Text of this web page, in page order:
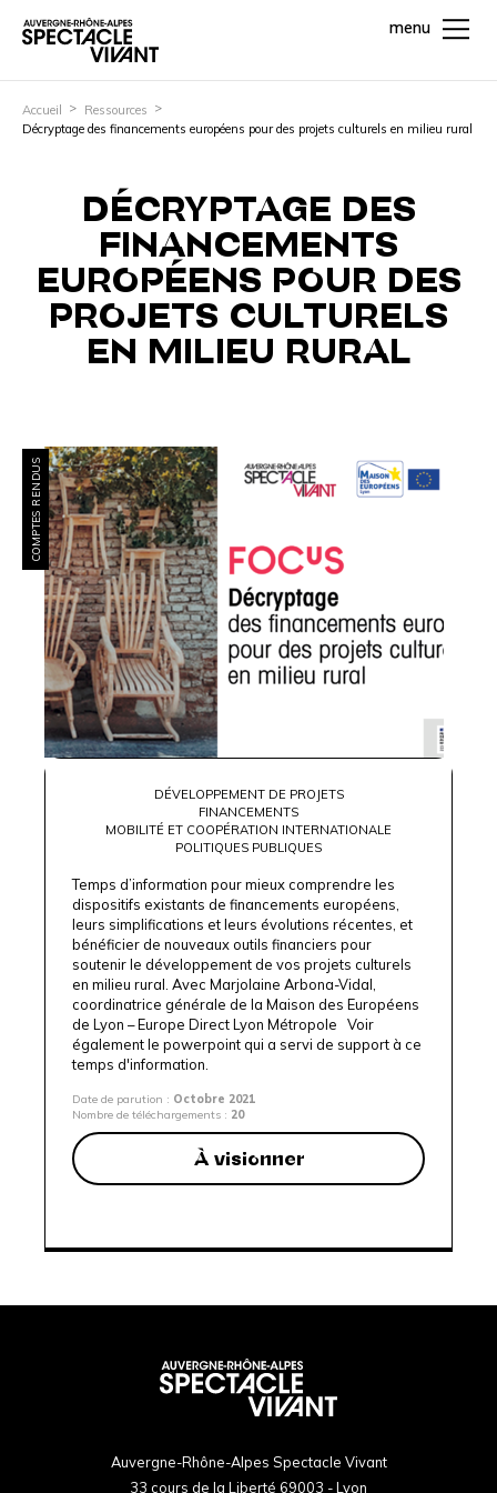
menu
Accueil
Ressources
Décryptage des financements européens pour des projets culturels en milieu rural
DÉCRYPTAGE DES
FINANCEMENTS
EUROPÉENS POUR DES
PROJETS CULTURELS
EN MILIEU RURAL
COMPTES RENDUS
DÉVELOPPEMENT DE PROJETS
FINANCEMENTS
MOBILITÉ ET COOPÉRATION INTERNATIONALE
POLITIQUES PUBLIQUES
Temps d’information pour mieux comprendre les
dispositifs existants de financements européens,
leurs simplifications et leurs évolutions récentes, et
bénéficier de nouveaux outils financiers pour
soutenir le développement de vos projets culturels
en milieu rural. Avec Marjolaine Arbona-Vidal,
coordinatrice générale de la Maison des Européens
de Lyon – Europe Direct Lyon Métropole Voir
également le powerpoint qui a servi de support à ce
temps d'information.
Date de parution : Octobre 2021
Nombre de téléchargements : 20
À visionner
Auvergne-Rhône-Alpes Spectacle Vivant
33 cours de la Liberté 69003 - Lyon